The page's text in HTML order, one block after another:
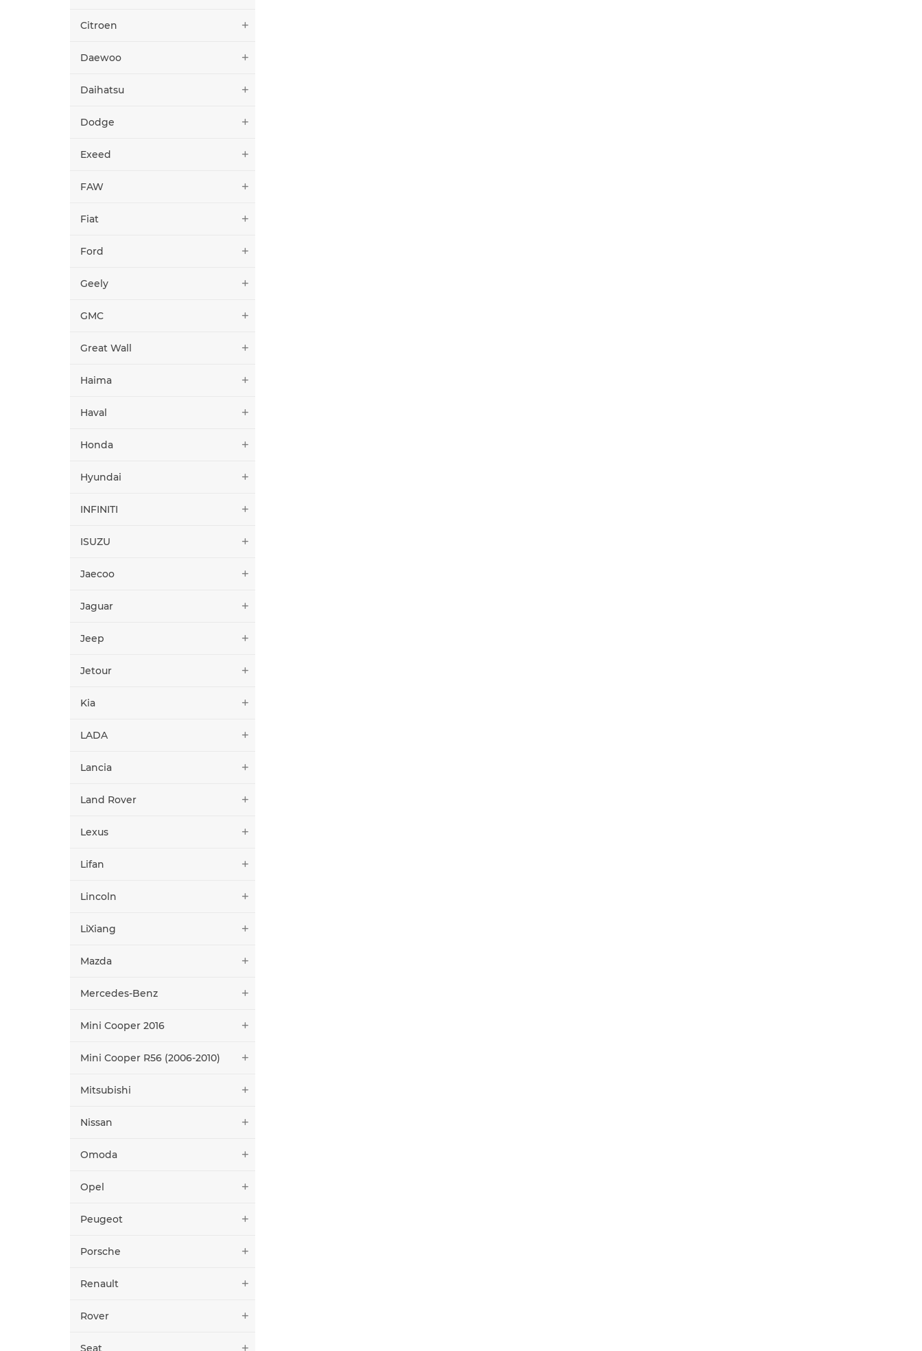
Citroen
Daewoo
Daihatsu
Dodge
Exeed
FAW
Fiat
Ford
Geely
GMC
Great Wall
Haima
Haval
Honda
Hyundai
INFINITI
ISUZU
Jaecoo
Jaguar
Jeep
Jetour
Kia
LADA
Lancia
Land Rover
Lexus
Lifan
Lincoln
LiXiang
Mazda
Mercedes-Benz
Mini Cooper 2016
Mini Cooper R56 (2006-2010)
Mitsubishi
Nissan
Omoda
Opel
Peugeot
Porsche
Renault
Rover
Seat